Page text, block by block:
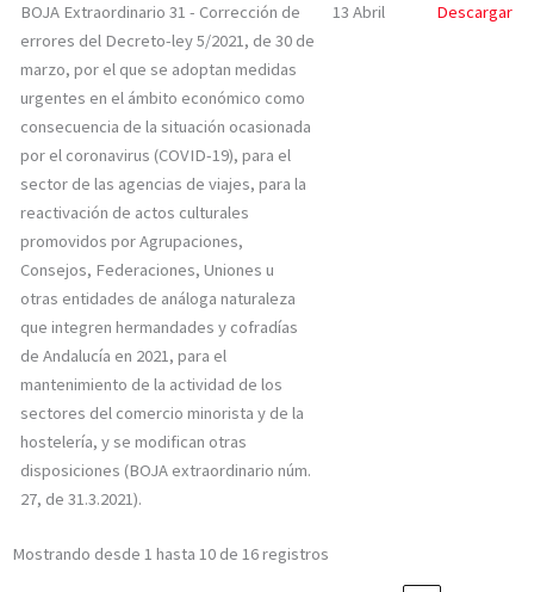
BOJA Extraordinario 31 - Corrección de
errores del Decreto-ley 5/2021, de 30 de
marzo, por el que se adoptan medidas
urgentes en el ámbito económico como
consecuencia de la situación ocasionada
por el coronavirus (COVID-19), para el
sector de las agencias de viajes, para la
reactivación de actos culturales
promovidos por Agrupaciones,
Consejos, Federaciones, Uniones u
otras entidades de análoga naturaleza
que integren hermandades y cofradías
de Andalucía en 2021, para el
mantenimiento de la actividad de los
sectores del comercio minorista y de la
hostelería, y se modifican otras
disposiciones (BOJA extraordinario núm.
27, de 31.3.2021).
13 Abril Descargar
Mostrando desde 1 hasta 10 de 16 registros